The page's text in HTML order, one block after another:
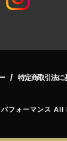
/ 特定商取引法に
フォーマンス